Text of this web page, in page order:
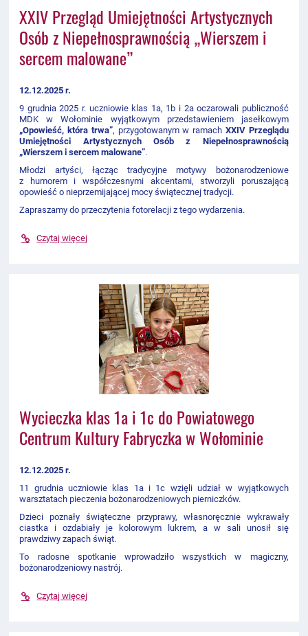
XXIV Przegląd Umiejętności Artystycznych
Osób z Niepełnosprawnością „Wierszem i
sercem malowane”
12.12.2025 r.
9 grudnia 2025 r. uczniowie klas 1a, 1b i 2a oczarowali publiczność
MDK w Wołominie wyjątkowym przedstawieniem jasełkowym
„Opowieść, która trwa”, przygotowanym w ramach XXIV Przeglądu
Umiejętności Artystycznych Osób z Niepełnosprawnością
„Wierszem i sercem malowane”.
Młodzi artyści, łącząc tradycyjne motywy bożonarodzeniowe
z humorem i współczesnymi akcentami, stworzyli poruszającą
opowieść o nieprzemijającej mocy świątecznej tradycji.
Zapraszamy do przeczytenia fotorelacji z tego wydarzenia.
Czytaj więcej
Wycieczka klas 1a i 1c do Powiatowego
Centrum Kultury Fabryczka w Wołominie
12.12.2025 r.
11 grudnia uczniowie klas 1a i 1c wzięli udział w wyjątkowych
warsztatach pieczenia bożonarodzeniowych pierniczków.
Dzieci poznały świąteczne przyprawy, własnoręcznie wykrawały
ciastka i ozdabiały je kolorowym lukrem, a w sali unosił się
prawdziwy zapach świąt.
To radosne spotkanie wprowadziło wszystkich w magiczny,
bożonarodzeniowy nastrój.
Czytaj więcej